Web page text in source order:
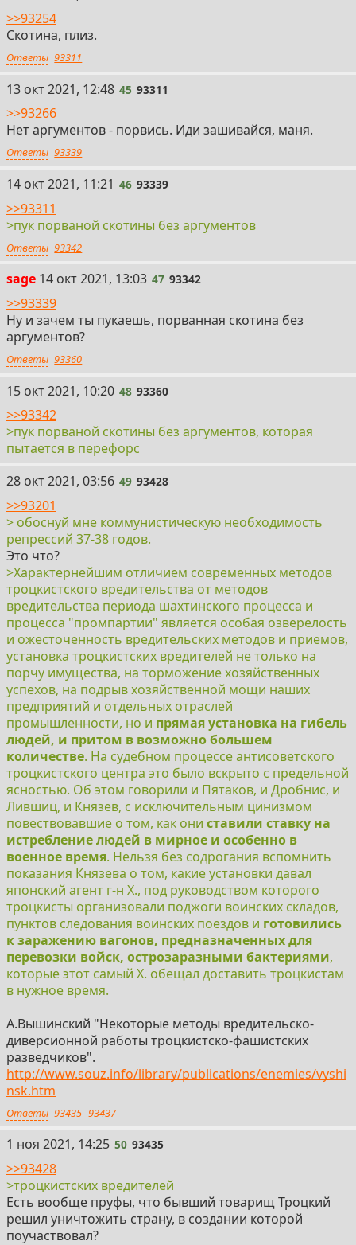
>>93254
Скотина, плиз.
Ответы 93311
45
13 окт 2021, 12:48 45 93311
>>93266
Нет аргументов - порвись. Иди зашивайся, маня.
Ответы 93339
46
14 окт 2021, 11:21 46 93339
>>93311
>пук порваной скотины без аргументов
Ответы 93342
sage 47
14 окт 2021, 13:03 47 93342
>>93339
Ну и зачем ты пукаешь, порванная скотина без
аргументов?
Ответы 93360
48
15 окт 2021, 10:20 48 93360
>>93342
>пук порваной скотины без аргументов, которая
пытается в перефорс
49
28 окт 2021, 03:56 49 93428
>>93201
> обоснуй мне коммунистическую необходимость
репрессий 37-38 годов.
Это что?
>Характернейшим отличием современных методов
троцкистского вредительства от методов
вредительства периода шахтинского процесса и
процесса "промпартии" является особая озверелость
и ожесточенность вредительских методов и приемов,
установка троцкистских вредителей не только на
порчу имущества, на торможение хозяйственных
успехов, на подрыв хозяйственной мощи наших
предприятий и отдельных отраслей
промышленности, но и прямая установка на гибель
людей, и притом в возможно большем
количестве. На судебном процессе антисоветского
троцкистского центра это было вскрыто с предельной
ясностью. Об этом говорили и Пятаков, и Дробнис, и
Лившиц, и Князев, с исключительным цинизмом
повествовавшие о том, как они ставили ставку на
истребление людей в мирное и особенно в
военное время. Нельзя без содрогания вспомнить
показания Князева о том, какие установки давал
японский агент г-н X., под руководством которого
троцкисты организовали поджоги воинских складов,
пунктов следования воинских поездов и готовились
к заражению вагонов, предназначенных для
перевозки войск, острозаразными бактериями,
которые этот самый X. обещал доставить троцкистам
в нужное время.
А.Вышинский "Некоторые методы вредительско-
диверсионной работы троцкистско-фашистских
разведчиков".
http://www.souz.info/library/publications/enemies/vyshi
nsk.htm
Ответы 93435 93437
50
1 ноя 2021, 14:25 50 93435
>>93428
>троцкистских вредителей
Есть вообще пруфы, что бывший товарищ Троцкий
решил уничтожить страну, в создании которой
поучаствовал?